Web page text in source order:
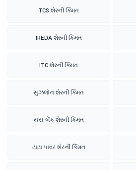
TCS શેરની કિંમત
IREDA શેરની કિંમત
ITC શેરની કિંમત
સુઝલોન શેરની કિંમત
યસ બેંક શેરની કિંમત
ટાટા પાવર શેરની કિંમત